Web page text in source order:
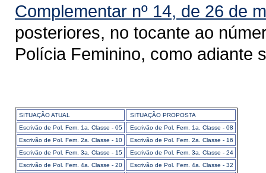
Complementar nº 14, de 26 de
posteriores, no tocante ao
Polícia Feminino, como adiante
SITUAÇÃO ATUAL
SITUAÇÃO PROPOSTA
Escrivão de Pol. Fem. 1a. Classe - 05
Escrivão de Pol. Fem. 1a. Classe - 08
Escrivão de Pol. Fem. 2a. Classe - 10
Escrivão de Pol. Fem. 2a. Classe - 16
Escrivão de Pol. Fem. 3a. Classe - 15
Escrivão de Pol. Fem. 3a. Classe - 24
Escrivão de Pol. Fem. 4a. Classe - 20
Escrivão de Pol. Fem. 4a. Classe - 32